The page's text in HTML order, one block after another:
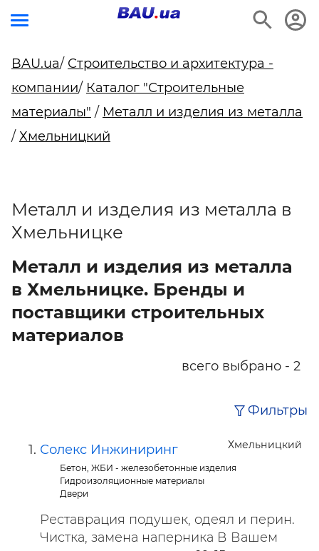
BAU.ua/ Строительство и архитектура -
компании/ Каталог "Строительные
материалы" / Металл и изделия из металла
/ Хмельницкий
Металл и изделия из металла в
Хмельницке
Металл и изделия из металла
в Хмельницке. Бренды и
поставщики строительных
материалов
всего выбрано - 2
Фильтры
Хмельницкий
Солекс Инжиниринг
Бетон, ЖБИ - железобетонные изделия
Гидроизоляционные материалы
Двери
Реставрация подушек, одеял и перин.
Чистка, замена наперника В Вашем